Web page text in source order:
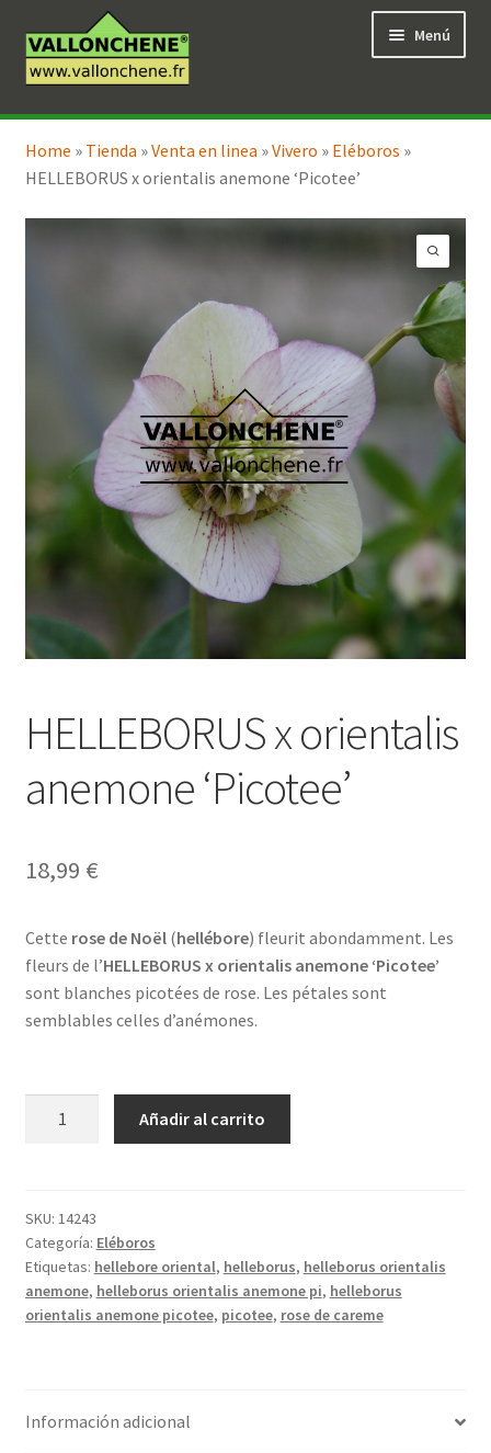
a
la
al
contenido
Menú
Tienda en línea
Home » Tienda »Venta en linea »Vivero » Eléboros »
HELLEBORUS x orientalis anemone ‘Picotee’
HELLEBORUS x orientalis
anemone ‘Picotee’
18,99 €
Cette rose de Noël(hellébore) fleurit abondamment. Les
fleurs de l’HELLEBORUS x orientalis anemone ‘Picotee’
sont blanches picotées de rose. Les pétales sont
semblables celles d’anémones.
'Picotee'
cantidad
Añadir al carrito
SKU: 14243
Categoría: Eléboros
Etiquetas: hellebore oriental, helleborus, helleborus orientalis
anemone, helleborus orientalis anemone pi, helleborus
orientalis anemone picotee, picotee, rose de careme
Información adicional